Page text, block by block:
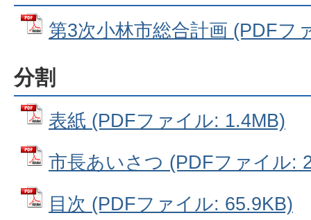
第3次小林市総合計画 (PDFフ
分割
表紙 (PDFファイル: 1.4MB)
市長あいさつ (PDFファイル:
目次 (PDFファイル: 65.9KB)